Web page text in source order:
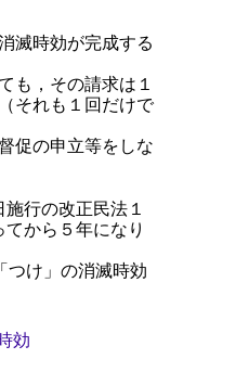
滅時効が完成する
も，その請求は１
それも１回だけで
促の申立等をしな
行の改正民法１
から５年になり
け」の消滅時効
効